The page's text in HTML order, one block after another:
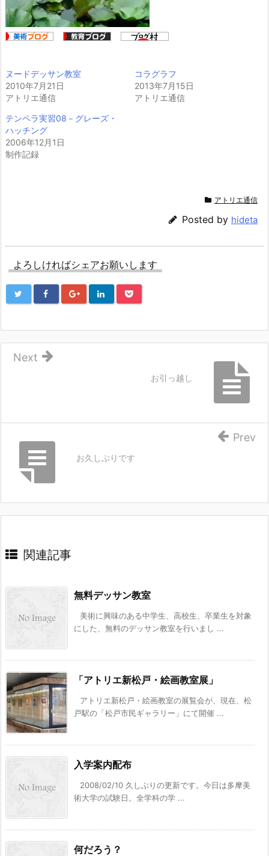
ヌードデッサン教室
2010年7月21日
アトリエ通信
コラグラフ
2013年7月15日
アトリエ通信
テンペラ実習08－グレーズ・
ハッチング
2006年12月1日
制作記録
アトリエ通信
Posted by hideta
よろしければシェアお願いします
お引っ越し
Next
お久しぶりです
Prev
関連記事
無料デッサン教室
美術に興味のある中学生、高校生、卒業生を対象
にした、無料のデッサン教室を行いまし ...
「アトリエ新松戸・絵画教室展」
アトリエ新松戸・絵画教室の展覧会が、現在、松
戸駅の「松戸市民ギャラリー」にて開催 ...
入学案内配布
2008/02/10 久しぶりの更新です。今日は多摩美
術大学の試験日。全学科の学 ...
何だろう？